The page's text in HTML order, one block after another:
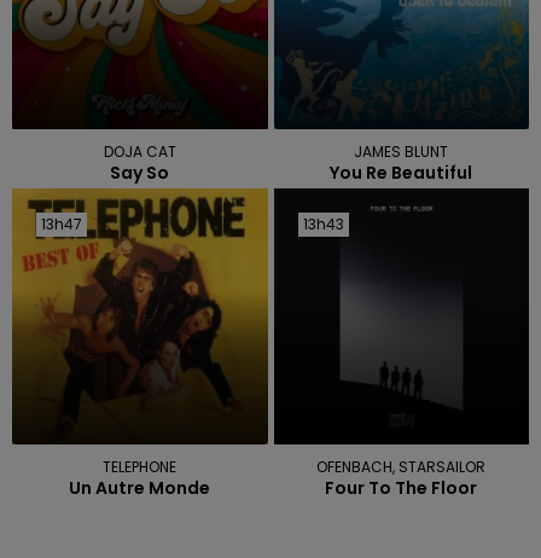
DOJA CAT
Say So
JAMES BLUNT
You Re Beautiful
13h47
13h47
TELEPHONE
Un Autre Monde
13h43
13h43
OFENBACH, STARSAILOR
Four To The Floor